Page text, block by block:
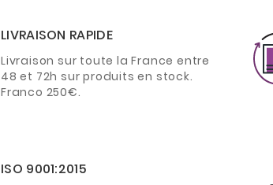
LIVRAISON RAPIDE
Livraison sur toute la France entre
48 et 72h sur produits en stock.
Franco 250€.
ISO 9001:2015